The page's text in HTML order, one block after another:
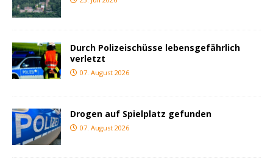
Durch Polizeischüsse lebensgefährlich
verletzt
07. August 2026
Drogen auf Spielplatz gefunden
07. August 2026